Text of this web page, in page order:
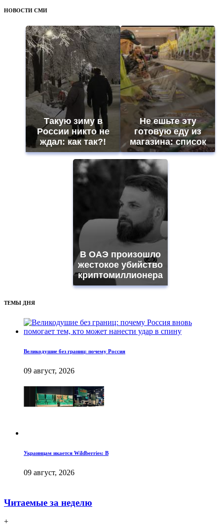
НОВОСТИ СМИ
Такую зиму в
России никто не
ждал: как так?!
Не ешьте эту
готовую еду из
магазина: список
В ОАЭ произошло
жестокое убийство
криптомиллионера
ТЕМЫ ДНЯ
Великодушие без границ: почему Россия
09 август, 2026
Украинцам икается Wildberries: В
09 август, 2026
Читаемые за неделю
+